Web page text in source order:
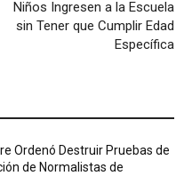
Niños Ingresen a la Escuela
sin Tener que Cumplir Edad
Específica
Ordenó Destruir Pruebas de
de Normalistas de